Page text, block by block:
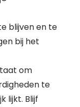
blijven en te
bij het
om
te
lijkt. Blijf